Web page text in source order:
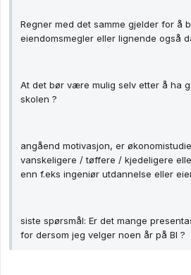
Regner med det samme gjelder for å
eiendomsmegler eller lignende også
At det bør være mulig selv etter å ha
skolen ?
angåend motivasjon, er
vanskeligere / tøffere / kjedeligere
enn f.eks ingeniør utdannelse eller
siste spørsmål: Er det mange
for dersom jeg velger noen år på BI ?